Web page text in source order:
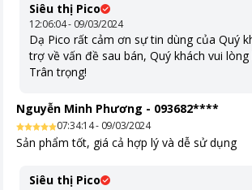
Siêu thị Pico
12:06:04 - 09/03/2024
Dạ Pico rất cảm ơn sự tin dùng của Quý
trợ về vấn đề sau bán, Quý khách vui lòng
Trân trọng!
Nguyễn Minh Phương - 093682****
07:34:14 - 09/03/2024
Sản phẩm tốt, giá cả hợp lý và dễ sử dụng
Siêu thị Pico